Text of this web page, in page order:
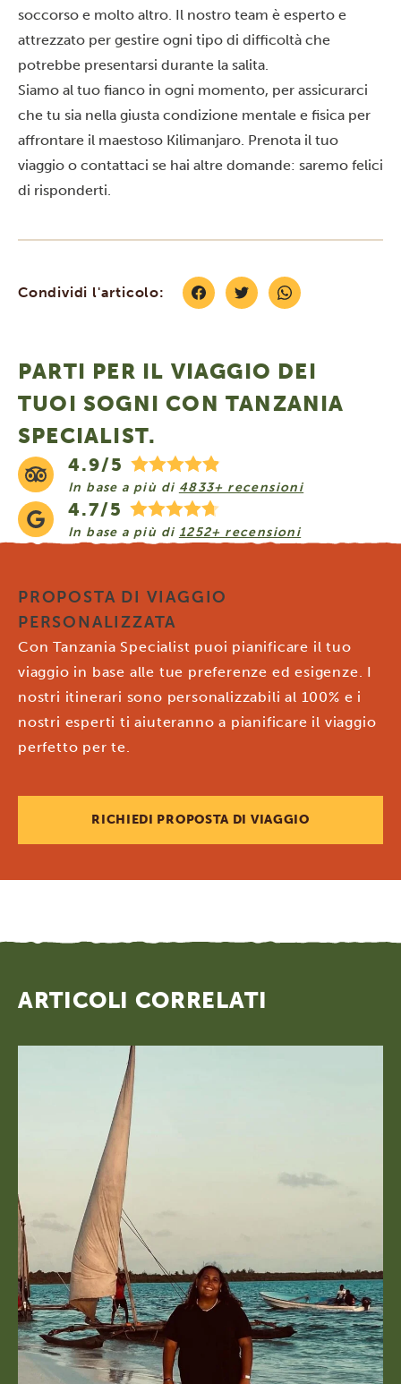
soccorso e molto altro. Il nostro team è esperto e
attrezzato per gestire ogni tipo di difficoltà che
potrebbe presentarsi durante la salita.
Siamo al tuo fianco in ogni momento, per assicurarci
che tu sia nella giusta condizione mentale e fisica per
affrontare il maestoso Kilimanjaro. Prenota il tuo
viaggio o contattaci se hai altre domande: saremo felici
di risponderti.
Condividi l'articolo:
PARTI PER IL VIAGGIO DEI
TUOI SOGNI CON TANZANIA
SPECIALIST.
4.9/5
In base a più di 4833+ recensioni
4.7/5
In base a più di 1252+ recensioni
PROPOSTA DI VIAGGIO
PERSONALIZZATA
Con Tanzania Specialist puoi pianificare il tuo
viaggio in base alle tue preferenze ed esigenze. I
nostri itinerari sono personalizzabili al 100% e i
nostri esperti ti aiuteranno a pianificare il viaggio
perfetto per te.
RICHIEDI PROPOSTA DI VIAGGIO
ARTICOLI CORRELATI